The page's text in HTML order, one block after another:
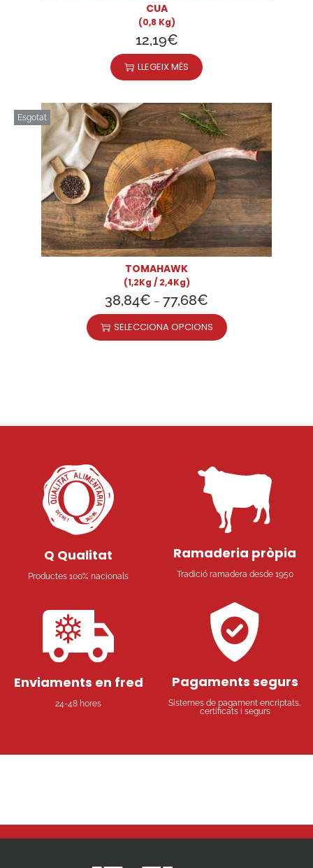
CUA
(0,8 Kg)
12,19€
LLEGEIX MÉS
Esgotat
TOMAHAWK
(1,2Kg / 2,4Kg)
38,84€ – 77,68€
SELECCIONA OPCIONS
Q Qualitat
Productes 100% nacionals
Ramaderia pròpia
Tradició ramadera desde 1950
Enviaments en fred
24-48 hores
Pagaments segurs
Sistemes de pagament encriptats,
certificats i segurs